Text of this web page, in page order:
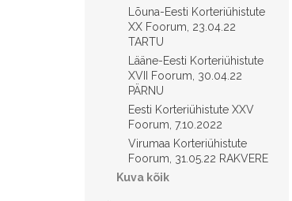
Lõuna-Eesti Korteriühistute
XX Foorum, 23.04.22
TARTU
Lääne-Eesti Korteriühistute
XVII Foorum, 30.04.22
PÄRNU
Eesti Korteriühistute XXV
Foorum, 7.10.2022
Virumaa Korteriühistute
Foorum, 31.05.22 RAKVERE
Kuva kõik